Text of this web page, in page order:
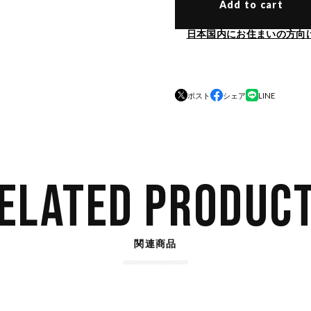
Add to cart
日本国内にお住まいの方向
ポスト シェア LINE
関連商品